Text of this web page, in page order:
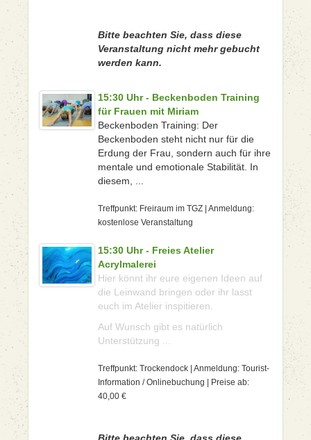
Bitte beachten Sie, dass diese
Veranstaltung nicht mehr gebucht
werden kann.
15:30 Uhr - Beckenboden Training
für Frauen mit Miriam
Beckenboden Training: Der
Beckenboden steht nicht nur für die
Erdung der Frau, sondern auch für ihre
mentale und emotionale Stabilität. In
diesem, ...
Treffpunkt: Freiraum im TGZ | Anmeldung:
kostenlose Veranstaltung
15:30 Uhr - Freies Atelier
Acrylmalerei
Hier könnt ihr eure eigenen Ideen auf
die Leinwand bringen oder ihr lasst
euch im Atelier inspitieren.
Auf Wunsch gibt es natürlich
Unterstützung ...
Treffpunkt: Trockendock | Anmeldung: Tourist-
Information / Onlinebuchung | Preise ab:
40,00 €